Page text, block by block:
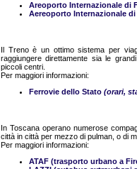
Areoporto Internazionale di
Aereoporto Internazionale di
Il Treno è un ottimo sistema per
raggiungere direttamente sia le
piccoli centri.
Per maggiori informazioni:
Ferrovie dello Stato (orari,
In Toscana operano numerose
città in città per mezzo di pulman, o di
Per maggiori informazioni:
ATAF (trasporto urbano a